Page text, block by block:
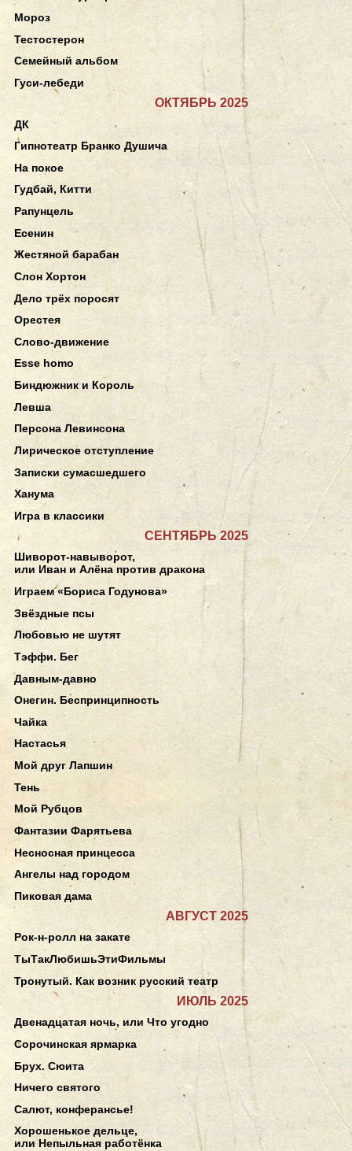
Мороз
Тестостерон
Семейный альбом
Гуси-лебеди
ОКТЯБРЬ 2025
ДК
Гипнотеатр Бранко Душича
На покое
Гудбай, Китти
Рапунцель
Есенин
Жестяной барабан
Слон Хортон
Дело трёх поросят
Орестея
Слово-движение
Esse homo
Биндюжник и Король
Левша
Персона Левинсона
Лирическое отступление
Записки сумасшедшего
Ханума
Игра в классики
СЕНТЯБРЬ 2025
Шиворот-навыворот,
или Иван и Алёна против дракона
Играем «Бориса Годунова»
Звёздные псы
Любовью не шутят
Тэффи. Бег
Давным-давно
Онегин. Беспринципность
Чайка
Настасья
Мой друг Лапшин
Тень
Мой Рубцов
Фантазии Фарятьева
Несносная принцесса
Ангелы над городом
Пиковая дама
АВГУСТ 2025
Рок-н-ролл на закате
ТыТакЛюбишьЭтиФильмы
Тронутый. Как возник русский театр
ИЮЛЬ 2025
Двенадцатая ночь, или Что угодно
Сорочинская ярмарка
Брух. Сюита
Ничего святого
Салют, конферансье!
Хорошенькое дельце,
или Непыльная работёнка